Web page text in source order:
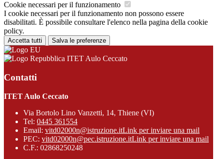
Cookie necessari per il funzionamento
I cookie necessari per il funzionamento non possono essere
disabilitati. È possibile consultare l'elenco nella pagina della cookie
policy.
Accetta tutti Salva le preferenze
ITET Aulo Ceccato
Contatti
ITET Aulo Ceccato
Via Bortolo Lino Vanzetti, 14, Thiene (VI)
Tel: 0445 361554
Email: vitd02000n@istruzione.itLink per inviare una mail
PEC: vitd02000n@pec.istruzione.itLink per inviare una mail
C.F.: 02868250248